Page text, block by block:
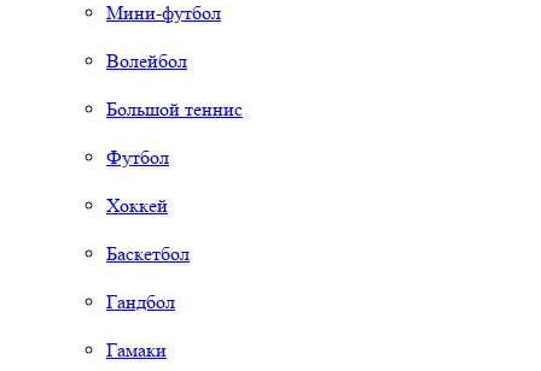
Мини-футбол
Волейбол
Большой теннис
Футбол
Хоккей
Баскетбол
Гандбол
Гамаки